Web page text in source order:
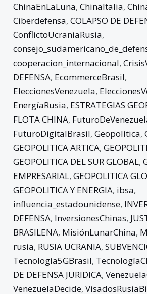
ChinaEnLaLuna,ChinaItalia,
Ciberdefensa,COLAPSO DE
ConflictoUcraniaRusia,
cooperacion_internacional,
DEFENSA, EcommerceBrasil,
EleccionesVenezuela,
EnergíaRusia, ESTRATEGIAS
FLOTA CHINA,
FuturoDigitalBrasil,Geopolítica,
GEOPOLITICA ARTICA,
GEOPOLITICA DEL SUR GLOBAL,
EMPRESARIAL,GEOPOLITICA
GEOPOLITICA Y ENERGIA, ibsa,
influencia_estadounidense,
DEFENSA, InversionesChinas,
BRASILENA, MisiónLunarChina,
rusia, RUSIA UCRANIA,
Tecnología5GBrasil,
DE DEFENSA JURIDICA,
VenezuelaDecide,